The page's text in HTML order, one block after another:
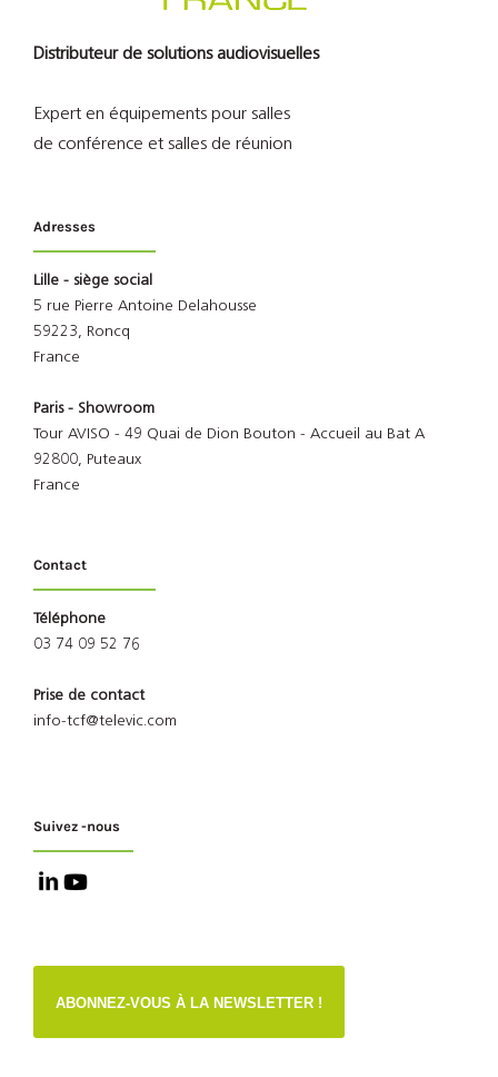
Distributeur de solutions audiovisuelles
Expert en équipements pour salles
de conférence et salles de réunion
Adresses
Lille - siège social
5 rue Pierre Antoine Delahousse
59223, Roncq
France
Paris - Showroom
Tour AVISO - 49 Quai de Dion Bouton - Accueil au Bat A
92800, Puteaux
France
Contact
Téléphone
03 74 09 52 76
Prise de contact
info-tcf@televic.com
Suivez -nous
ABONNEZ-VOUS À LA NEWSLETTER !